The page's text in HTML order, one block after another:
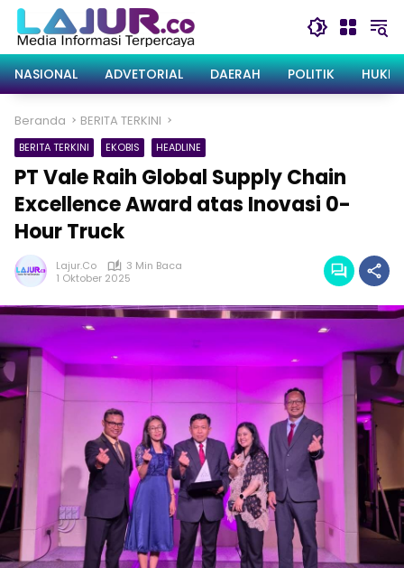
Langsung
konten
NASIONAL
ADVETORIAL DAERAH POLITIK
Beranda BERITA TERKINI
BERITA TERKINI EKOBIS HEADLINE
PT Vale Raih Global Supply Chain
Excellence Award atas Inovasi 0-
Hour Truck
Lajur.co
3 Min Baca
1 Oktober 2025